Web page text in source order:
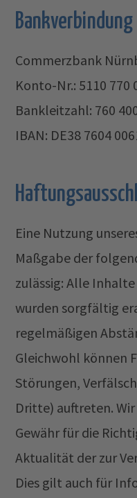
Bankverbindung
Commerzbank
Konto-Nr.: 5110 770
Bankleitzahl: 760
IBAN: DE38 7604
Eine Nutzung
Maßgabe der
zulässig: Alle
wurden sorgfältig
regelmäßigen
Gleichwohl können
Störungen,
Dritte) auftreten.
Gewähr für die
Aktualität der zur
Dies gilt auch für